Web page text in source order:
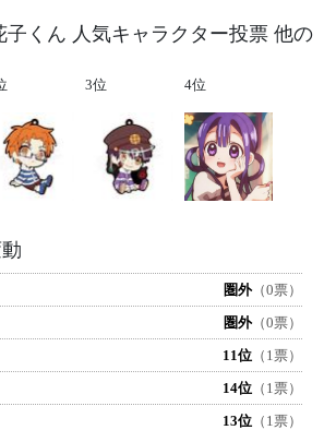
子くん 人気キャラクター投票 他の
3位 4位
圏外（0票）
圏外（0票）
11位 （1票）
14位 （1票）
13位 （1票）